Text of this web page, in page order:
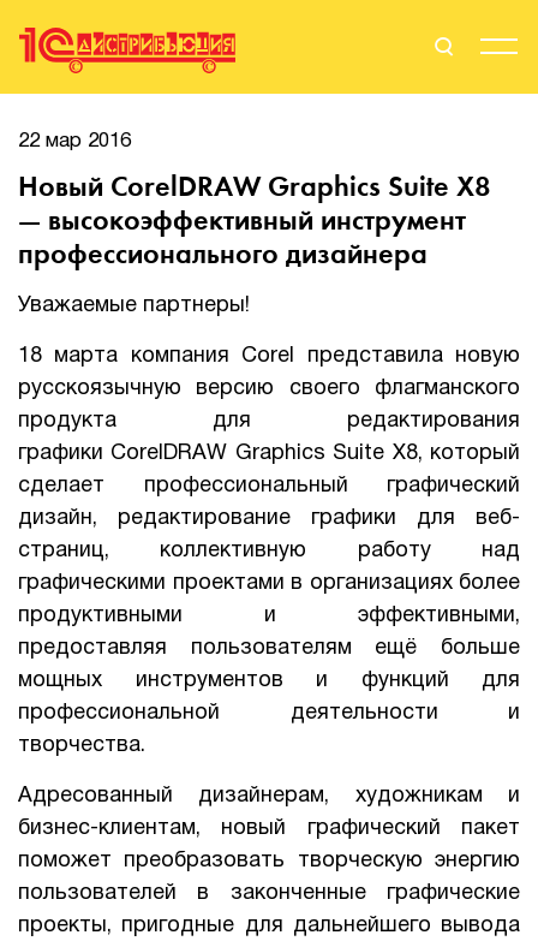
Поиск
Стать Партнером
О нас
Вендоры
Партнерам
Сервисы для партнеров
1Cофт
22 мар 2016
Новый CorelDRAW Graphics Suite X8
— высокоэффективный инструмент
профессионального дизайнера
Уважаемые партнеры!
18 марта компания Corel представила новую
русскоязычную версию своего флагманского
продукта для редактирования
графики CorelDRAW Graphics Suite X8, который
сделает профессиональный графический
дизайн, редактирование графики для веб-
страниц, коллективную работу над
графическими проектами в организациях более
продуктивными и эффективными,
предоставляя пользователям ещё больше
мощных инструментов и функций для
профессиональной деятельности и
творчества.
Адресованный дизайнерам, художникам и
бизнес-клиентам, новый графический пакет
поможет преобразовать творческую энергию
пользователей в законченные графические
проекты, пригодные для дальнейшего вывода